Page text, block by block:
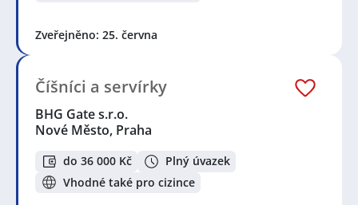
Zveřejněno: 25. června
Číšníci a servírky
BHG Gate s.r.o.
Nové Město, Praha
do 36 000 Kč
Plný úvazek
Vhodné také pro cizince